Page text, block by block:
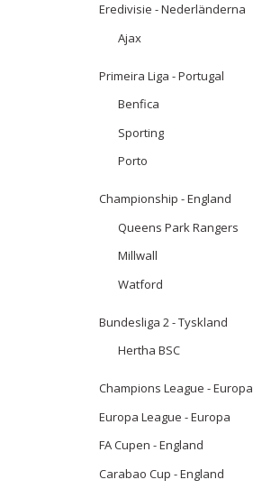
Eredivisie - Nederländerna
Ajax
Primeira Liga - Portugal
Benfica
Sporting
Porto
Championship - England
Queens Park Rangers
Millwall
Watford
Bundesliga 2 - Tyskland
Hertha BSC
Champions League - Europa
Europa League - Europa
FA Cupen - England
Carabao Cup - England